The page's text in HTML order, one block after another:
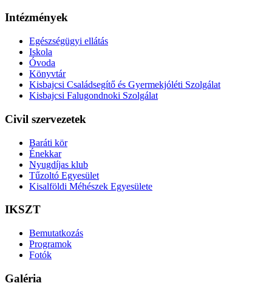
Intézmények
Egészségügyi ellátás
Iskola
Óvoda
Könyvtár
Kisbajcsi Családsegítő és Gyermekjóléti Szolgálat
Kisbajcsi Falugondnoki Szolgálat
Civil szervezetek
Baráti kör
Énekkar
Nyugdíjas klub
Tűzoltó Egyesület
Kisalföldi Méhészek Egyesülete
IKSZT
Bemutatkozás
Programok
Fotók
Galéria